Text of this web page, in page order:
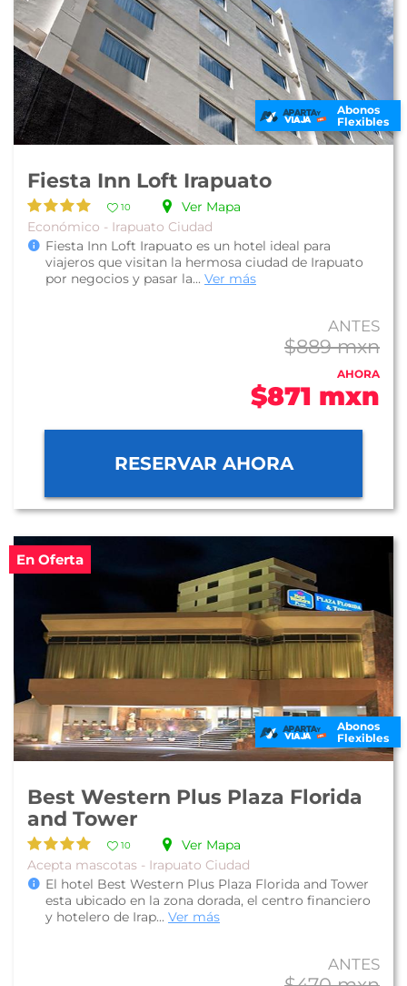
Abonos
Flexibles
Fiesta Inn Loft Irapuato
10
Ver Mapa
Económico - Irapuato Ciudad
Fiesta Inn Loft Irapuato es un hotel ideal para
viajeros que visitan la hermosa ciudad de Irapuato
por negocios y pasar la... Ver más
ANTES
$889 mxn
AHORA
$871 mxn
RESERVAR AHORA
En Oferta
Abonos
Flexibles
Best Western Plus Plaza Florida
and Tower
10
Ver Mapa
Acepta mascotas - Irapuato Ciudad
El hotel Best Western Plus Plaza Florida and Tower
esta ubicado en la zona dorada, el centro financiero
y hotelero de Irap... Ver más
ANTES